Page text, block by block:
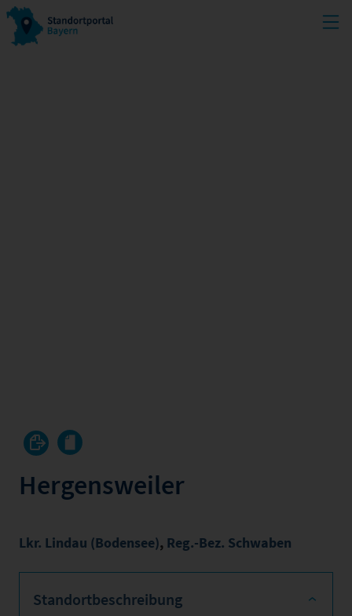
Hergensweiler
Lkr. Lindau (Bodensee), Reg.-Bez. Schwaben
Standortbeschreibung